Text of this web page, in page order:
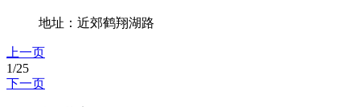
地址：近郊鹤翔湖路
上一页
1/25
下一页